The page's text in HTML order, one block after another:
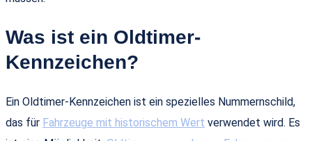
Was ist ein Oldtimer-
Kennzeichen?
Ein Oldtimer-Kennzeichen ist ein spezielles Nummernschild,
das für Fahrzeuge mit historischem Wert verwendet wird. Es